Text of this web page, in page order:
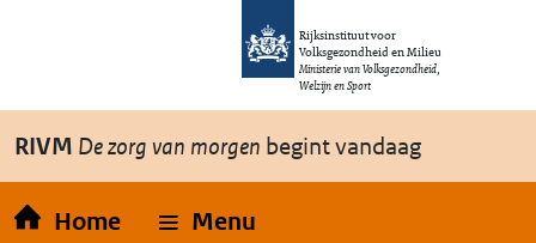
Overslaan en naar de inhoud gaan
Rijksinstituut voor
Volksgezondheid en Milieu
Ministerie van Volksgezondheid,
Welzijn en Sport
RIVM De zorg van morgen begint vandaag
Home Menu